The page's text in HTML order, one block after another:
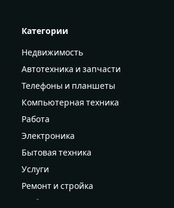
Категории
Недвижимость
Автотехника и запчасти
Телефоны и планшеты
Компьютерная техника
Работа
Электроника
Бытовая техника
Услуги
Ремонт и стройка
Мебель